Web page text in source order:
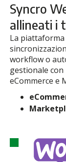
Syncro
allineati i
La
workflow o
gestionale
eCommerce e